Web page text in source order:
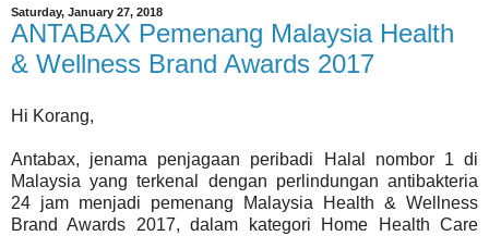
Saturday, January 27, 2018
ANTABAX Pemenang Malaysia Health
& Wellness Brand Awards 2017
Hi Korang,
Antabax, jenama penjagaan peribadi Halal nombor 1 di
Malaysia yang terkenal dengan perlindungan antibakteria
24 jam menjadi pemenang Malaysia Health & Wellness
Brand Awards 2017, dalam kategori Home Health Care